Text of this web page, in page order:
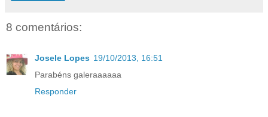
8 comentários:
Josele Lopes 19/10/2013, 16:51
Parabéns galeraaaaaa
Responder